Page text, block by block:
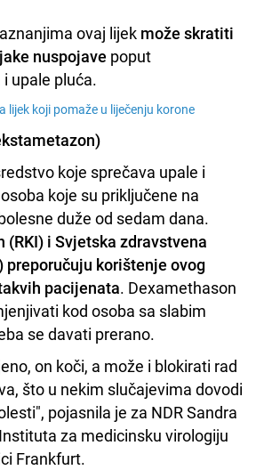
ovaj lijek može skratiti
nuspojave poput
upale pluća.
lijek koji pomaže u liječenju korone
koje sprečava upale i
koje su priključene na
duže od sedam dana.
(RKI) i Svjetska zdravstvena
preporučuju korištenje ovog
pacijenata. Dexamethason
kod osoba sa slabim
se davati prerano.
on koči, a može i blokirati rad
što u nekim slučajevima dovodi
pojasnila je za NDR Sandra
za medicinsku virologiju
Frankfurt.